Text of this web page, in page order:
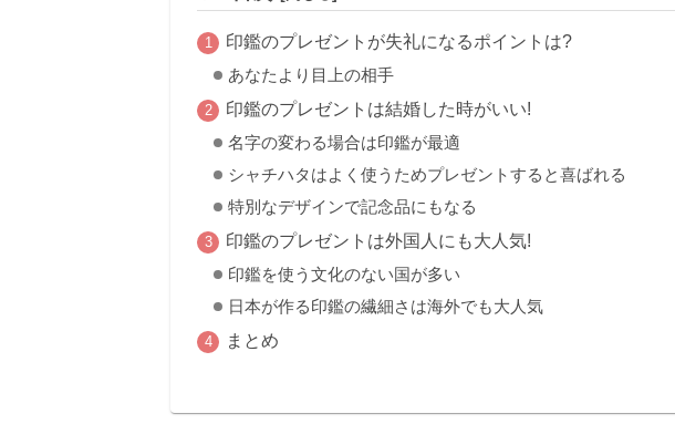
印鑑のプレゼントが失礼になるポイントは?
あなたより目上の相手
印鑑のプレゼントは結婚した時がいい!
名字の変わる場合は印鑑が最適
シャチハタはよく使うためプレゼントすると喜ばれる
特別なデザインで記念品にもなる
印鑑のプレゼントは外国人にも大人気!
印鑑を使う文化のない国が多い
日本が作る印鑑の繊細さは海外でも大人気
まとめ